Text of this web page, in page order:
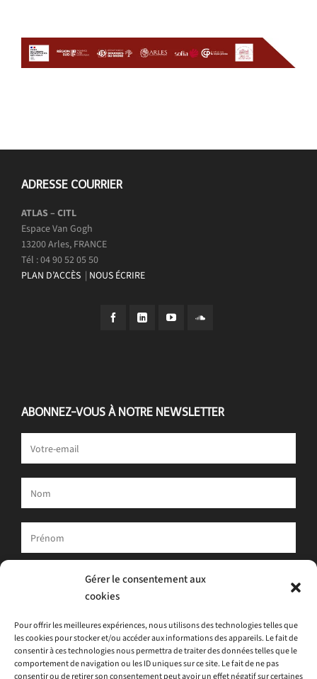
Gérer le consentement aux
cookies
Pour offrir les meilleures expériences, nous utilisons des technologies telles que
les cookies pour stocker et/ou accéder aux informations des appareils. Le fait de
consentir à ces technologies nous permettra de traiter des données telles que le
comportement de navigation ou les ID uniques sur ce site. Le fait de ne pas
consentir ou de retirer son consentement peut avoir un effet négatif sur certaines
ADRESSE COURRIER
ATLAS – CITL
Espace Van Gogh
13200 Arles, FRANCE
Tél : 04 90 52 05 50
PLAN D’ACCÈS | NOUS ÉCRIRE
ABONNEZ-VOUS À NOTRE NEWSLETTER
Votre adresse e-mail est uniquement utilisée pour vous envoyer
notre newsletter et des informations sur les activités d'ATLAS.
la newsletter.
J'acceptela politique de confidentialité